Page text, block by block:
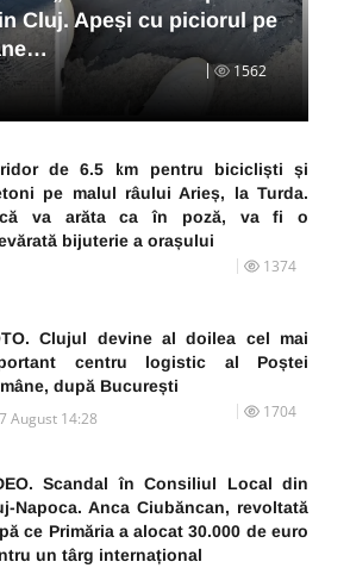
Cluj. Apeși cu piciorul pe
1562
de 6.5 km pentru bicicliști și
pe malul râului Arieș, la Turda.
va arăta ca în poză, va fi o
bijuterie a orașului
1374
Clujul devine al doilea cel mai
centru logistic al Poștei
după București
August 14:28 1704
Scandal în Consiliul Local din
Napoca. Anca Ciubăncan, revoltată
ce Primăria a alocat 30.000 de euro
un târg internațional